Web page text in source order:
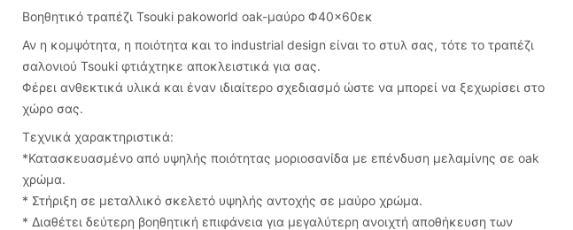
Βοηθητικό τραπέζι Tsouki pakoworld oak-μαύρο Φ40×60εκ
Αν η κομψότητα, η ποιότητα και το industrial design είναι το στυλ σας, τότε το τραπέζι
σαλονιού Tsouki φτιάχτηκε αποκλειστικά για σας.
Φέρει ανθεκτικά υλικά και έναν ιδιαίτερο σχεδιασμό ώστε να μπορεί να ξεχωρίσει στο
χώρο σας.
Τεχνικά χαρακτηριστικά:
*Κατασκευασμένο από υψηλής ποιότητας μοριοσανίδα με επένδυση μελαμίνης σε oak
χρώμα.
* Στήριξη σε μεταλλικό σκελετό υψηλής αντοχής σε μαύρο χρώμα.
* Διαθέτει δεύτερη βοηθητική επιφάνεια για μεγαλύτερη ανοιχτή αποθήκευση των